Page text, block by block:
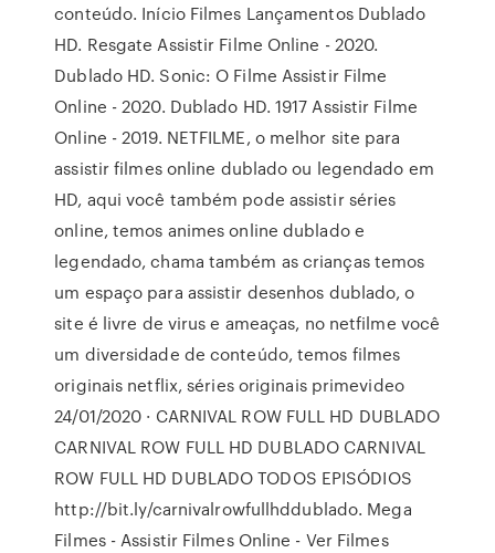
conteúdo. Início Filmes Lançamentos Dublado
HD. Resgate Assistir Filme Online - 2020.
Dublado HD. Sonic: O Filme Assistir Filme
Online - 2020. Dublado HD. 1917 Assistir Filme
Online - 2019. NETFILME, o melhor site para
assistir filmes online dublado ou legendado em
HD, aqui você também pode assistir séries
online, temos animes online dublado e
legendado, chama também as crianças temos
um espaço para assistir desenhos dublado, o
site é livre de virus e ameaças, no netfilme você
um diversidade de conteúdo, temos filmes
originais netflix, séries originais primevideo
24/01/2020 · CARNIVAL ROW FULL HD DUBLADO
CARNIVAL ROW FULL HD DUBLADO CARNIVAL
ROW FULL HD DUBLADO TODOS EPISÓDIOS
http://bit.ly/carnivalrowfullhddublado. Mega
Filmes - Assistir Filmes Online - Ver Filmes